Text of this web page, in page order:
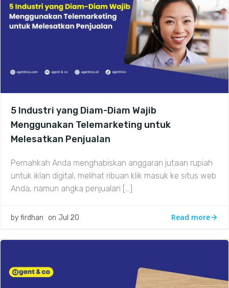
5 Industri yang Diam-Diam Wajib
Menggunakan Telemarketing untuk
Melesatkan Penjualan
Pernahkah Anda menghabiskan anggaran jutaan rupiah
untuk iklan digital, melihat ribuan klik masuk ke situs web
Anda, namun angka penjualan […]
by firdhan on Jul 20 Read more